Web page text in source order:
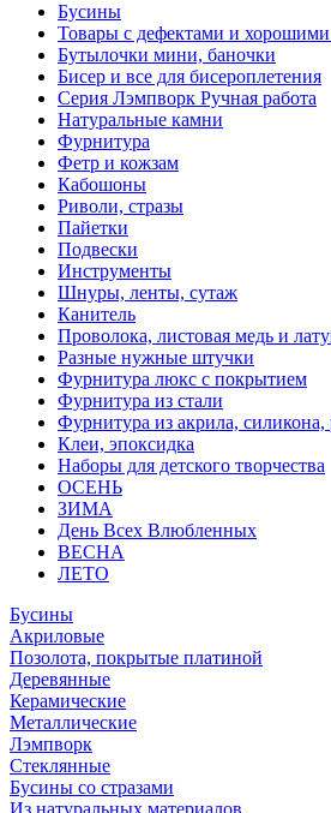
Бусины
Товары с дефектами и
Бутылочки мини, баночки
Бисер и все для бисероплетения
Серия Лэмпворк Ручная работа
Натуральные камни
Фурнитура
Фетр и кожзам
Кабошоны
Риволи, стразы
Пайетки
Подвески
Инструменты
Шнуры, ленты, сутаж
Канитель
Проволока, листовая медь и
Разные нужные штучки
Фурнитура люкс с покрытием
Фурнитура из стали
Фурнитура из акрила, силикона,
Клеи, эпоксидка
Наборы для детского творчества
ОСЕНЬ
ЗИМА
День Всех Влюбленных
ВЕСНА
ЛЕТО
Бусины
Акриловые
Позолота, покрытые платиной
Деревянные
Керамические
Металлические
Лэмпворк
Стеклянные
Бусины со стразами
Из натуральных материалов